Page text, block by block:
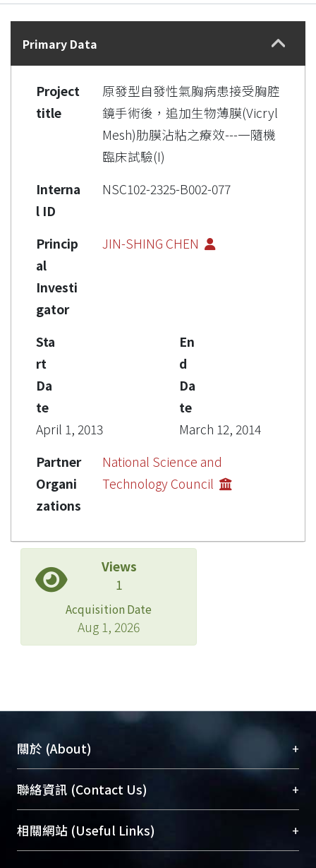
Details
Primary Data
Project
title
原發型自發性氣胸病患接受胸腔
鏡手術後，追加生物薄膜(Vicryl
Mesh)肋膜沾粘之療效---一隨機
臨床試驗(I)
Interna
l ID
NSC102-2325-B002-077
Princip
al
Investi
gator
JIN-SHING CHEN
Sta
rt
Da
te
April 1, 2013
En
d
Da
te
March 12, 2014
Partner
Organi
zations
National Science and
Technology Council
Views
1
Acquisition Date
Aug 1, 2026
關於 (About) +
臺大位居世界頂尖大學之列，為永久珍藏及向國際
展現本校豐碩的研究成果及學術能量，圖書館整合
機構典藏（NTUR）與學術庫（AH）不同功能平
台，成為臺大學術典藏NTU scholars。期能整合研
聯絡資訊 (Contact Us) +
總館學科館員(Main Library)
醫學圖書館學科館員(Medical Library)
相關網站 (Useful Links) +